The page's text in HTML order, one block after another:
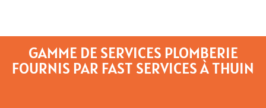
GAMME DE SERVICES PLOMBERIE
FOURNIS PAR FAST SERVICES À THUIN